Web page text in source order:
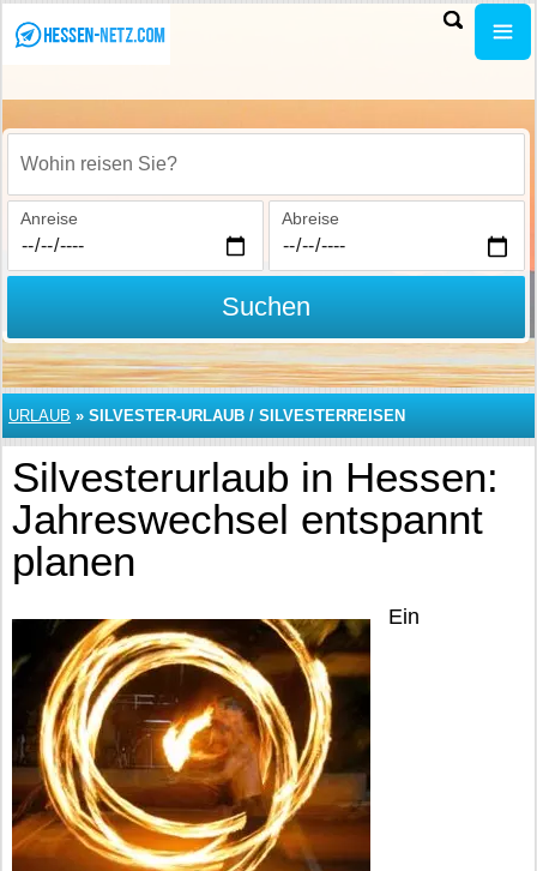
Wohin reisen Sie?
Anreise Abreise
Suchen
URLAUB » SILVESTER-URLAUB / SILVESTERREISEN
Silvesterurlaub in Hessen:
Jahreswechsel entspannt
planen
Ein